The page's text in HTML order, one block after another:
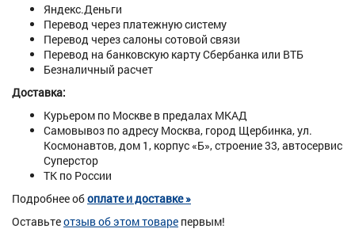
Яндекс.Деньги
Перевод через платежную систему
Перевод через салоны сотовой связи
Перевод на банковскую карту Сбербанка или ВТБ
Безналичный расчет
Доставка:
Курьером по Москве в предалах МКАД
Самовывоз по адресу Москва, город Щербинка, ул.
Космонавтов, дом 1, корпус «Б», строение 33, автосервис
Суперстор
ТК по России
Подробнее обоплате и доставке »
Оставьтеотзыв об этом товаре первым!